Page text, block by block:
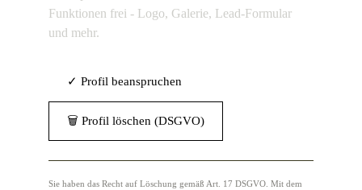
Funktionen frei - Logo, Galerie, Lead-Formular
und mehr.
✓ Profil beanspruchen
🗑 Profil löschen (DSGVO)
Sie haben das Recht auf Löschung gemäß Art. 17 DSGVO. Mit dem